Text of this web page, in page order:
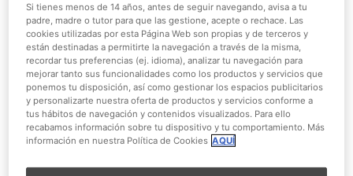
encuentros con tus personajes favoritosde Warner
Bros. Adéntrate en las diferentesáreas temáticasdel
parque, comoHollywood Boulevard, donde podrás
pasear entre las estrellas de cine,DC Super Heroes
World, donde te sumergirás en el universo de los
superhéroes de DC Comics. También puedes visitar
Cartoon Village, lleno de coloridos personajes de dibujos
animados, Old West Territory, donde revivirás la época
del lejano oeste.
Si tienes menos de 14 años, antes de seguir navegando, avisa a tu
padre, madre o tutor para que las gestione, acepte o rechace. Las
cookies utilizadas por esta Página Web son propias y de terceros y
están destinadas a permitirte la navegación a través de la misma,
recordar tus preferencias (ej. idioma), analizar tu navegación para
mejorar tanto sus funcionalidades como los productos y servicios que
ponemos tu disposición, así como gestionar los espacios publicitarios
y personalizarte nuestra oferta de productos y servicios conforme a
tus hábitos de navegación y contenidos visualizados. Para ello
recabamos información sobre tu dispositivo y tu comportamiento. Más
información en nuestra Política de Cookies AQUÍ